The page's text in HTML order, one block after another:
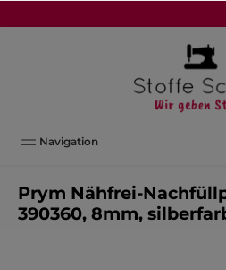
Navigation
Prym Nähfrei-
390360, 8mm,